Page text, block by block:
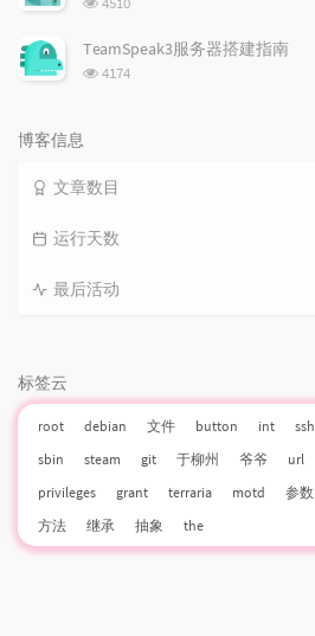
次
TeamSpeak3服务器搭建指南
浏
4174
博客信息
文章数目
运行天数
最后活动
标签云
root debian 文件 button int ssh
sbin
steam git 于柳州 爷爷 url
privileges
grant terraria motd 参数
方法
继承 抽象 the